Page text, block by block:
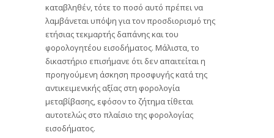
καταβληθέν, τότε το ποσό αυτό πρέπει να
λαμβάνεται υπόψη για τον προσδιορισμό της
ετήσιας τεκμαρτής δαπάνης και του
φορολογητέου εισοδήματος. Μάλιστα, το
δικαστήριο επισήμανε ότι δεν απαιτείται η
προηγούμενη άσκηση προσφυγής κατά της
αντικειμενικής αξίας στη φορολογία
μεταβίβασης, εφόσον το ζήτημα τίθεται
αυτοτελώς στο πλαίσιο της φορολογίας
εισοδήματος.